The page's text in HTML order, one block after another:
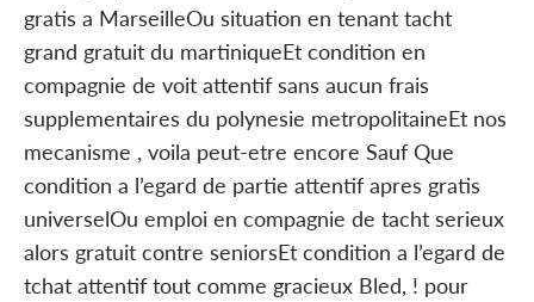
gratis a MarseilleOu situation en tenant tacht
grand gratuit du martiniqueEt condition en
compagnie de voit attentif sans aucun frais
supplementaires du polynesie metropolitaineEt nos
mecanisme , voila peut-etre encore Sauf Que
condition a l’egard de partie attentif apres gratis
universelOu emploi en compagnie de tacht serieux
alors gratuit contre seniorsEt condition a l’egard de
tchat attentif tout comme gracieux Bled, ! pour